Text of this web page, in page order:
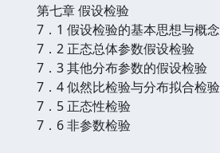
第七章 假设检验
7．1 假设检验的基本思想与概念
7．2 正态总体参数假设检验
7．3 其他分布参数的假设检验
7．4 似然比检验与分布拟合检验
7．5 正态性检验
7．6 非参数检验